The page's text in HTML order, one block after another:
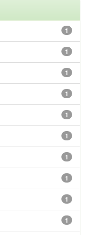
1
1
1
1
1
1
1
1
1
1